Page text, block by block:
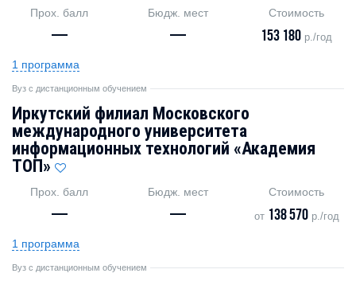
Прох. балл
—
Бюдж. мест
—
Стоимость
153 180 р./год
1 программа
Вуз с дистанционным обучением
Иркутский филиал Московского
международного университета
информационных технологий «Академия
TOП»
Прох. балл
—
Бюдж. мест
—
Стоимость
от 138 570р./год
1 программа
Вуз с дистанционным обучением